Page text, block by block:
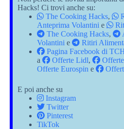
Hacks! Ci trovi anche su:
The Cooking Hacks,
Anteprima Volantini e
The Cooking Hacks,
Volantini e
Ritiri
Pagina Facebook di
a
Offerte Lidl,
Offerte Eurospin e
E poi anche su
Instagram
Twitter
Pinterest
TikTok